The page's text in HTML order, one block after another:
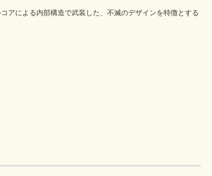
アによる内部構造で武装した、不滅のデザインを特徴とする